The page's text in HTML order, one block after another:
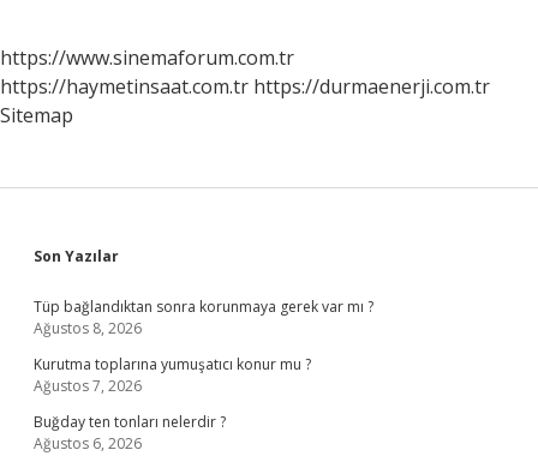
https://www.sinemaforum.com.tr
https://haymetinsaat.com.tr https://durmaenerji.com.tr
Sitemap
Sidebar
Son Yazılar
Tüp bağlandıktan sonra korunmaya gerek var mı ?
Ağustos 8, 2026
Kurutma toplarına yumuşatıcı konur mu ?
Ağustos 7, 2026
Buğday ten tonları nelerdir ?
Ağustos 6, 2026